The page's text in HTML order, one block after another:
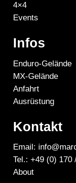
4×4
Events
Infos
Enduro-Gelände
MX-Gelände
Anfahrt
Ausrüstung
Kontakt
Email:
Tel.: +49 (0) 170
About